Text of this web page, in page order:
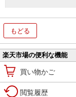
もどる
楽天市場の便利な機能
買い物かご
閲覧履歴